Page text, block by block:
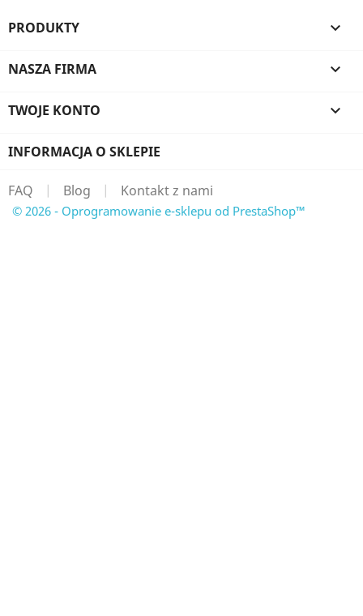
PRODUKTY 
NASZA FIRMA 
TWOJE KONTO 
INFORMACJA O SKLEPIE
FAQ | Blog | Kontakt z nami
© 2026 - Oprogramowanie e-sklepu od PrestaShop™